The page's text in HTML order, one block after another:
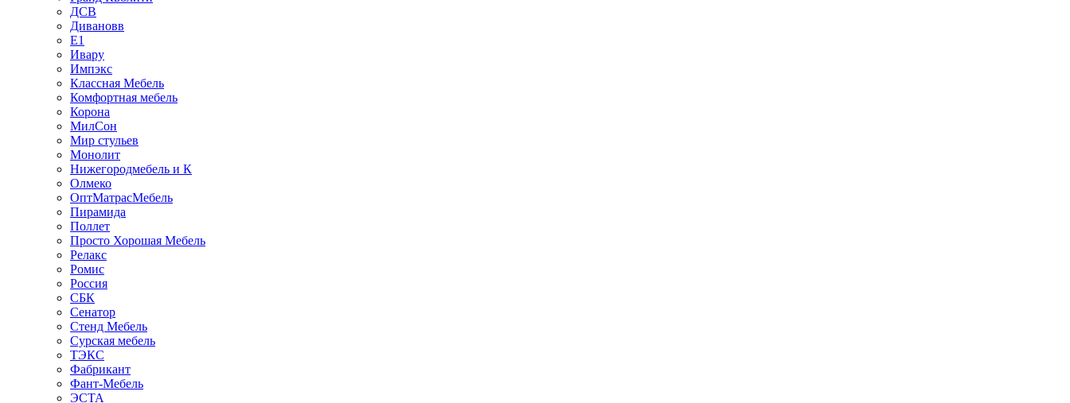
ДСВ
Дивановв
Е1
Ивару
Импэкс
Классная Мебель
Комфортная мебель
Корона
МилСон
Мир стульев
Монолит
Нижегородмебель и К
Олмеко
ОптМатрасМебель
Пирамида
Поллет
Просто Хорошая Мебель
Релакс
Ромис
Россия
СБК
Сенатор
Стенд Мебель
Сурская мебель
ТЭКС
Фабрикант
Фант-Мебель
ЭСТА